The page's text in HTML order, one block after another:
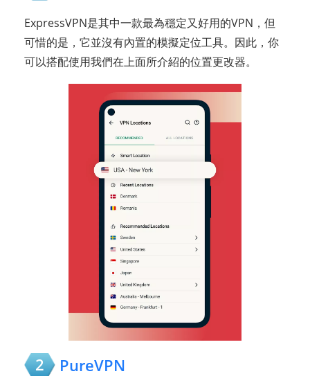
ExpressVPN是其中一款最為穩定又好用的VPN，但
可惜的是，它並沒有內置的模擬定位工具。因此，你
可以搭配使用我們在上面所介紹的位置更改器。
2 PureVPN